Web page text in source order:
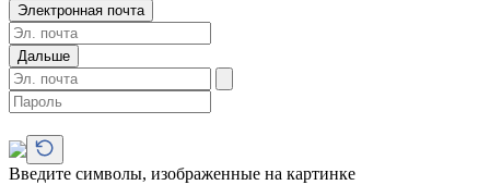
Электронная почта
Дальше
Введите символы, изображенные на картинке